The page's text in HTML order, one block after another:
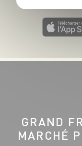
GRAND
MARCHÉ